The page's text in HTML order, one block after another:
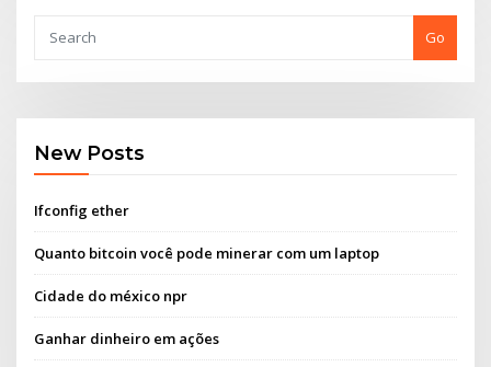
Go
New Posts
Ifconfig ether
Quanto bitcoin você pode minerar com um laptop
Cidade do méxico npr
Ganhar dinheiro em ações